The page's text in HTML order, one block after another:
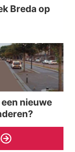
Breda op
nieuwe